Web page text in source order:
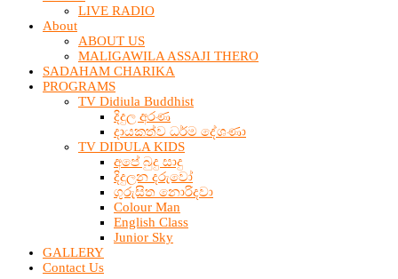
LIVE RADIO
About
ABOUT US
MALIGAWILA ASSAJI THERO
SADAHAM CHARIKA
PROGRAMS
TV Didiula Buddhist
දිදුල අරණ
දායකත්ව ධර්ම දේශණා
TV DIDULA KIDS
අපේ බුදු සාදු
දිදුලන දරුවෝ
ගුරුසිත නොරිදවා
Colour Man
English Class
Junior Sky
GALLERY
Contact Us